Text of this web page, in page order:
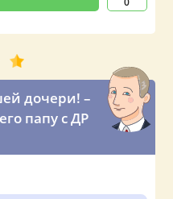
дочери! –
папу с ДР